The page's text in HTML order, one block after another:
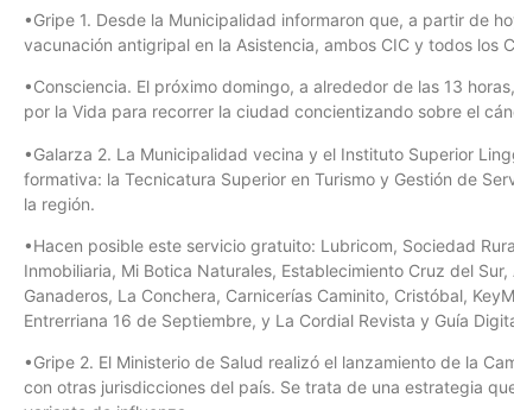
•Gripe 1. Desde la Municipalidad informaron que, a partir de
vacunación antigripal en la Asistencia, ambos CIC y todos los
•Consciencia. El próximo domingo, a alrededor de las 13
por la Vida para recorrer la ciudad concientizando sobre el
•Galarza 2. La Municipalidad vecina y el Instituto Superior
formativa: la Tecnicatura Superior en Turismo y Gestión de
la región.
•Hacen posible este servicio gratuito: Lubricom, Sociedad
Inmobiliaria, Mi Botica Naturales, Establecimiento Cruz del
Ganaderos, La Conchera, Carnicerías Caminito, Cristóbal,
Entrerriana 16 de Septiembre, y La Cordial Revista y Guía
•Gripe 2. El Ministerio de Salud realizó el lanzamiento de la
con otras jurisdicciones del país. Se trata de una estrategia